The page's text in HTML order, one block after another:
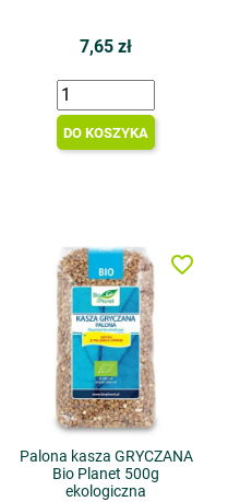
7,65 zł
DO KOSZYKA
Palona kasza GRYCZANA
Bio Planet 500g
ekologiczna
favorite_border